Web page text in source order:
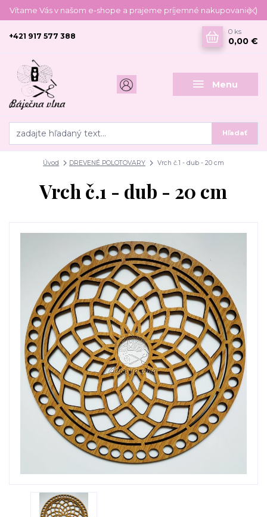
Vítame Vás v našom e-shope a prajeme príjemné nakupovanie :)
Menu
Hľadať
+421 917 577 388
0 ks
0,00 €
Úvod DREVENÉ POLOTOVARY Vrch č.1 - dub - 20 cm
Vrch č.1 - dub - 20 cm